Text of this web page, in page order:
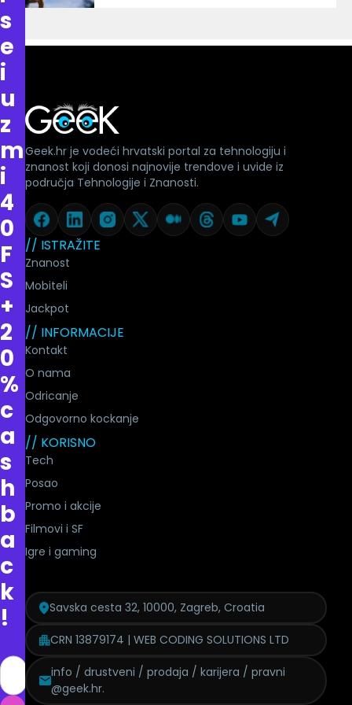
s
e
i
u
z
m
i
4
0
F
S
+
2
0
%
c
a
s
h
b
a
c
k
!
// ISTRAŽITE
Znanost
Mobiteli
Jackpot
// INFORMACIJE
Kontakt
O nama
Odricanje
Odgovorno kockanje
// KORISNO
Tech
Posao
Promo i akcije
Filmovi i SF
Igre i gaming
Geek.hr je vodeći hrvatski portal za tehnologiju i
znanost koji donosi najnovije trendove i uvide iz
područja Tehnologije i Znanosti.
Savska cesta 32, 10000, Zagreb, Croatia
CRN 13879174 | WEB CODING SOLUTIONS LTD
info / drustveni / prodaja / karijera / pravni
@geek.hr.